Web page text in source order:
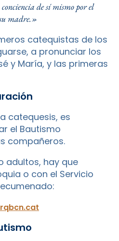
de sí mismo por el
madre.»
catequistas de los
a pronunciar los
y María, y las primeras
catequesis, es
el Bautismo
compañeros.
adultos, hay que
o con el Servicio